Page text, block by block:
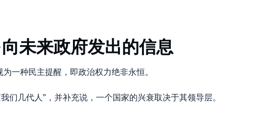
未来政府发出的信息
一种民主提醒，即政治权力绝非永恒。
们几代人”，并补充说，一个国家的兴衰取决于其领导层。